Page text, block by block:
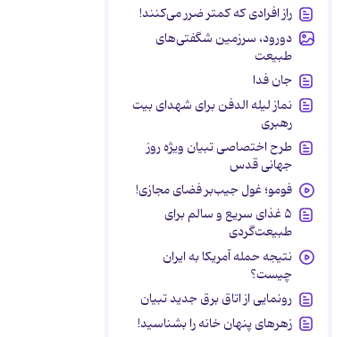
راز افرادی که کمتر ضرر می‌کنند!
دورود، سرزمین شگفتی‌های
طبیعت
جان فدا
نماز لیله الدفن برای شهدای بیت
رهبری
طرح اختصاصی تبیان ویژه روز
جهانی قدس
فومو؛ غول جیب‌بر فضای مجازی!
۵ غذای سریع و سالم برای
طبیعت‌گردی
نتیجه حمله آمریکا به ایران
چیست؟
رونمایی از اتاق برق جدید تبیان
زهرهای پنهان خانه را بشناسید!